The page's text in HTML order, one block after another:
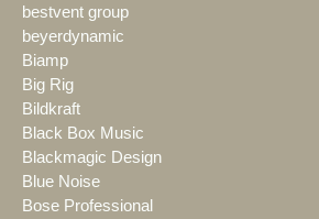
bestvent group
beyerdynamic
Biamp
Big Rig
Bildkraft
Black Box Music
Blackmagic Design
Blue Noise
Bose Professional